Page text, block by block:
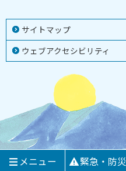
サイトマップ
ウェブアクセシビリティ
メニュー 緊急・防災